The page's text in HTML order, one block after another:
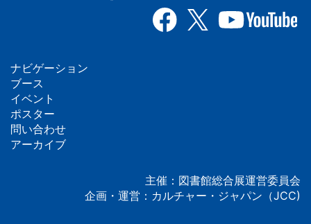
フ
ッ
タ
ナビゲーション
ブース
イベント
ポスター
問い合わせ
アーカイブ
主催：図書館総合展運営委員会
企画・運営：カルチャー・ジャパン（JCC)